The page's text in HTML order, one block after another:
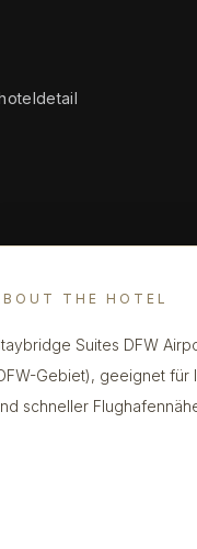
THE HOTEL
Suites DFW
Gebiet), geeignet für
schneller